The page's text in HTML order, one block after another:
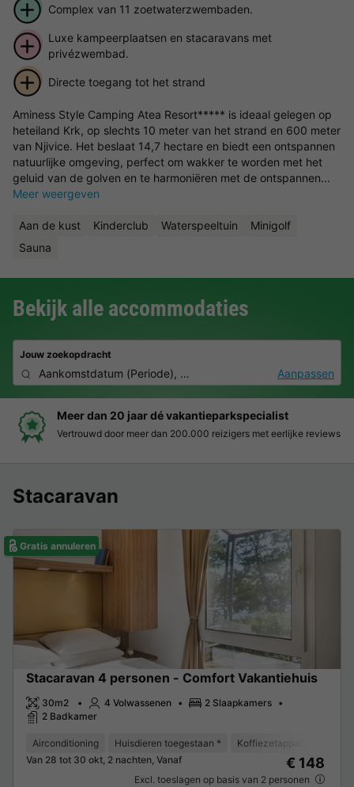
Complex van 11 zoetwaterzwembaden.
Luxe kampeerplaatsen en stacaravans met
privézwembad.
Directe toegang tot het strand
Aminess Style Camping Atea Resort***** is ideaal gelegen op
heteiland Krk, op slechts 10 meter van het strand en 600 meter
van Njivice. Het beslaat 14,7 hectare en biedt een ontspannen
natuurlijke omgeving, perfect om wakker te worden met het
geluid van de golven en te harmoniëren met de ontspannen...
Meer weergeven
Aan de kust Kinderclub Waterspeeltuin
Minigolf
Sauna
Bekijk alle accommodaties
Jouw zoekopdracht
Aankomstdatum (Periode), 2 deelnemers, 0 huisdierAanpassen
Boek eenvoudig en zonder stress
Duidelijke prijzen, moeiteloos boeken en veilige betaalomgeving
Stacaravan
Gratis annuleren
Stacaravan 4 personen - Comfort Vakantiehuis
30m2 4 Volwassenen
2 Slaapkamers
2 Badkamer
Airconditioning Huisdieren toegestaan * Koffiezetapparaat
Van 28 tot 30 okt, 2 nachten, Vanaf
€ 148
Excl. toeslagen op basis van 2 personen